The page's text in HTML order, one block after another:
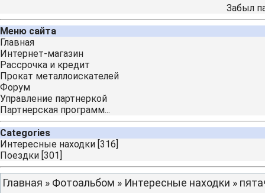
Забыл
Меню сайта
Главная
Интернет-магазин
Рассрочка и кредит
Прокат металлоискателей
Форум
Управление партнеркой
Партнерская программ...
Categories
Интересные находки [316]
Поездки [301]
Главная » Фотоальбом » Интересные находки »